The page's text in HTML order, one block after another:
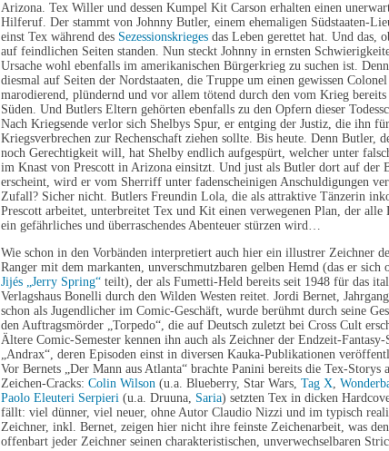
Arizona. Tex Willer und dessen Kumpel Kit Carson erhalten einen
Hilferuf. Der stammt von Johnny Butler, einem ehemaligen Südstaaten-
einst Tex während des Sezessionskrieges das Leben gerettet hat. Und das,
auf feindlichen Seiten standen. Nun steckt Johnny in ernsten
Ursache wohl ebenfalls im amerikanischen Bürgerkrieg zu suchen ist.
diesmal auf Seiten der Nordstaaten, die Truppe um einen gewissen
marodierend, plündernd und vor allem tötend durch den vom Krieg bereits
Süden. Und Butlers Eltern gehörten ebenfalls zu den Opfern dieser
Nach Kriegsende verlor sich Shelbys Spur, er entging der Justiz, die ihn
Kriegsverbrechen zur Rechenschaft ziehen sollte. Bis heute. Denn Butler,
noch Gerechtigkeit will, hat Shelby endlich aufgespürt, welcher unter
im Knast von Prescott in Arizona einsitzt. Und just als Butler dort auf der
erscheint, wird er vom Sherriff unter fadenscheinigen Anschuldigungen
Zufall? Sicher nicht. Butlers Freundin Lola, die als attraktive Tänzerin
Prescott arbeitet, unterbreitet Tex und Kit einen verwegenen Plan, der alle
ein gefährliches und überraschendes Abenteuer stürzen wird…
Wie schon in den Vorbänden interpretiert auch hier ein illustrer Zeichner
Ranger mit dem markanten, unverschmutzbaren gelben Hemd (das er sich
Jijés „Jerry Spring“ teilt), der als Fumetti-Held bereits seit 1948 für das
Verlagshaus Bonelli durch den Wilden Westen reitet. Jordi Bernet,
schon als Jugendlicher im Comic-Geschäft, wurde berühmt durch seine
den Auftragsmörder „Torpedo“, die auf Deutsch zuletzt bei Cross Cult
Ältere Comic-Semester kennen ihn auch als Zeichner der Endzeit-Fantasy-
„Andrax“, deren Episoden einst in diversen Kauka-Publikationen
Vor Bernets „Der Mann aus Atlanta“ brachte Panini bereits die Tex-Storys
Zeichen-Cracks: Colin Wilson (u.a. Blueberry, Star Wars, Tag X,
Paolo Eleuteri Serpieri (u.a. Druuna, Saria) setzten Tex in dicken
fällt: viel dünner, viel neuer, ohne Autor Claudio Nizzi und im typisch
Zeichner, inkl. Bernet, zeigen hier nicht ihre feinste Zeichenarbeit, was
offenbart jeder Zeichner seinen charakteristischen, unverwechselbaren